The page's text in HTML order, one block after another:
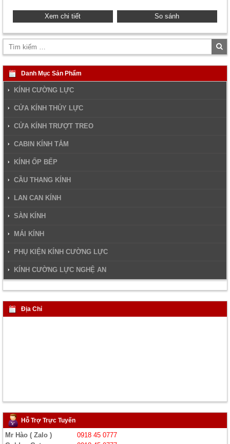
Xem chi tiết So sánh
Danh Mục Sản Phẩm
KÍNH CƯỜNG LỰC
CỬA KÍNH THỦY LỰC
CỬA KÍNH TRƯỢT TREO
CABIN KÍNH TẮM
KÍNH ỐP BẾP
CẦU THANG KÍNH
LAN CAN KÍNH
SÀN KÍNH
MÁI KÍNH
PHỤ KIỆN KÍNH CƯỜNG LỰC
KÍNH CƯỜNG LỰC NGHỆ AN
Địa Chỉ
Hỗ Trợ Trực Tuyến
Mr Hào ( Zalo )
0918 45 0777